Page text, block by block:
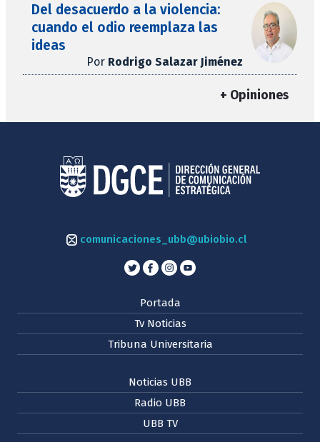
Del desacuerdo a la violencia:
cuando el odio reemplaza las
ideas
Por Rodrigo Salazar Jiménez
+ Opiniones
comunicaciones_ubb@ubiobio.cl
Portada
Tv Noticias
Tribuna Universitaria
Noticias UBB
Radio UBB
UBB TV